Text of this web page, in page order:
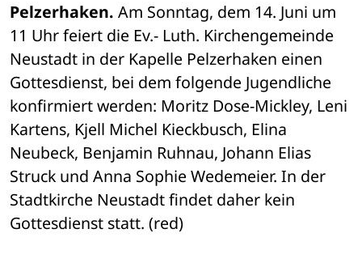
Pelzerhaken. Am Sonntag, dem 14. Juni um
11 Uhr feiert die Ev.- Luth. Kirchengemeinde
Neustadt in der Kapelle Pelzerhaken einen
Gottesdienst, bei dem folgende Jugendliche
konfirmiert werden: Moritz Dose-Mickley, Leni
Kartens, Kjell Michel Kieckbusch, Elina
Neubeck, Benjamin Ruhnau, Johann Elias
Struck und Anna Sophie Wedemeier. In der
Stadtkirche Neustadt findet daher kein
Gottesdienst statt. (red)